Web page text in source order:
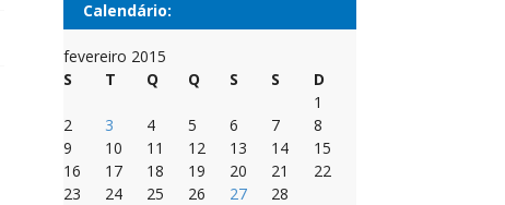
Calendário:
fevereiro 2015
S
T Q Q S S
D
1
2
3 4 5 6 7
8
9
10 11 12 13 14
15
16
17 18 19 20 21
22
23
24 25 26 27 28